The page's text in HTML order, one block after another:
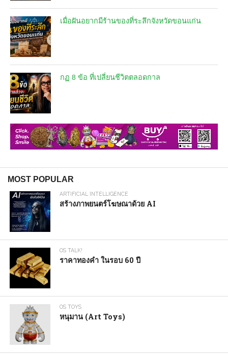
เมื่อฝันอยากมีร้านของที่ระลึกจังหวัดขอนแก่น
กฏ 8 ข้อ ที่เปลี่ยนชีวิตตลอดกาล
MOST POPULAR
ARTIFICIAL INTELLIGENCE
สร้างภาพยนตร์โฆษณาด้วย AI
OS TALK!
ราคาทองคำ ในรอบ 60 ปี
OS TOYS
หนุมาน (Art Toys)